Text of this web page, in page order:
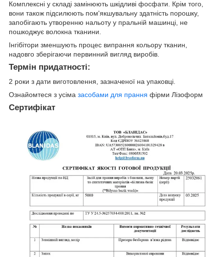
Комплексні у складі замінюють шкідливі фосфати. Крім того,
вони також підсилюють пом'якшувальну здатність порошку,
запобігають утворенню нальоту у пральній машинці, не
пошкоджує волокна тканини.
Інгібітори зменшують процес випрання кольору тканин,
надовго зберігаючи первинний вигляд виробів.
Термін придатності:
2 роки з дати виготовлення, зазначеної на упаковці.
Ознайомтеся з усіма засобами для прання фірми Лізоформ
Сертифікат